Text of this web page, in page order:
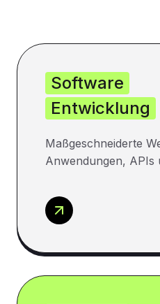
Software
Entwicklung
Maßgeschneiderte
Anwendungen, APIs